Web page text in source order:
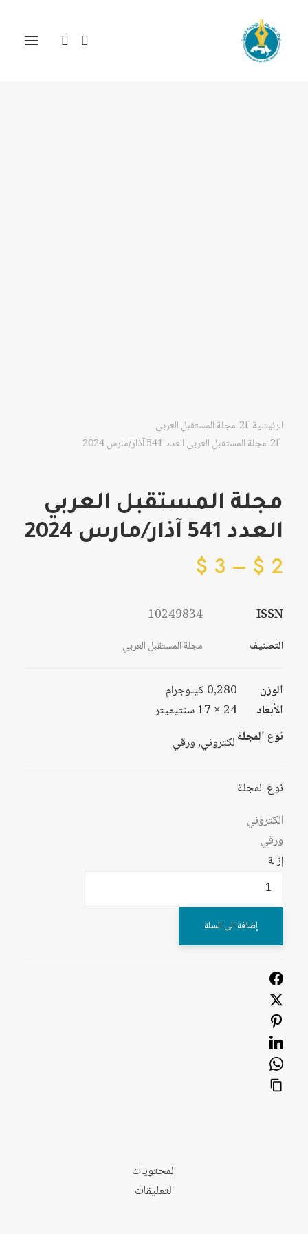
الرئيسية
مجلة المستقبل العربي
مجلة المستقبل العربي العدد 541 آذار/مارس 2024
مجلة المستقبل العربي
العدد 541 آذار/مارس 2024
2
$
–
3
$
خلال ISSN
10249834
التصنيف مجلة المستقبل العربي
الوزن
0,280 كيلوجرام
الأبعاد
24 × 17 سنتيميتر
نوع المجلةالكتروني, ورقي
نوع المجلة
الكتروني
ورقي
إزالة
كمية
مجلة
المستقبل
العربي
541
آذار/
مارس
2024
إضافة الى السلة
المحتويات
التعليقات